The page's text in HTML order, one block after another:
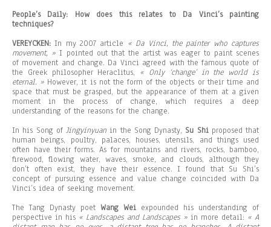
People’s Daily:
How does this relates to Da Vinci’s painting
techniques?
VEREYCKEN: In my 2007 article « Da Vinci, the painter who captures
movement, » I pointed out that the artist was eager to paint scenes
of movement and change. Da Vinci agreed with the famous quote of
the Greek philosopher Heraclitus, « Only ‘change’ in the world is
eternal. » However, it is not the form of the objects or their time and
space that must be grasped, but the appearance of them at a given
moment in the process of change, which requires a deep
understanding of the reasons for the change.
In his Song of Jingyinyuanin the Song Dynasty, Su Shiproposed that
human beings, poultry, palaces, houses, utensils, and things used
often have their forms. As for mountains and rivers, rocks, bamboo,
firewood, flowing water, waves, smoke, and clouds, although they
don’t often exist, they have their essence. I found that Su Shi’s
concept of pursuing essence and value change coincided with Da
Vinci’s idea of ​​seeking movement.
The Tang Dynasty poet Wang Wei expounded his understanding of
perspective in his « Landscapes and Landscapes » in more detail: « A